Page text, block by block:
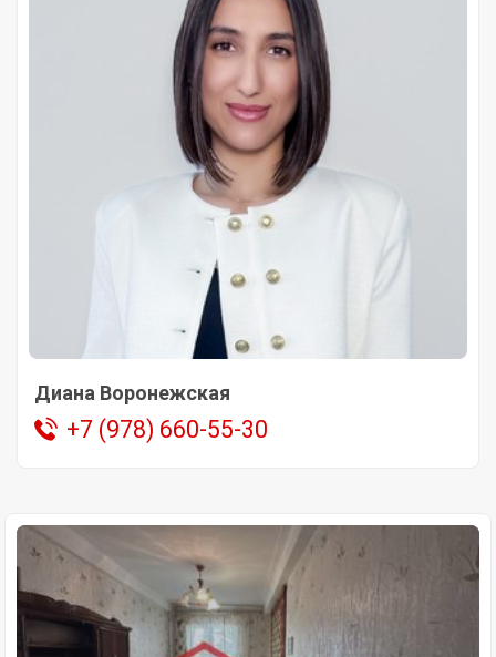
Диана Воронежская
+7 (978) 660-55-30